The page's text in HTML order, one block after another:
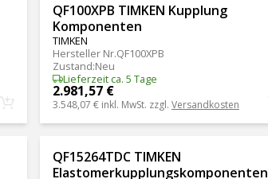
QF100XPB TIMKEN Kupplung
Komponenten
TIMKEN
Hersteller Nr.QF100XPB
Zustand:Neu
Lieferzeit ca. 5 Tage
2.981,57 €
3.548,07 € inkl. MwSt. zzgl. Versandkosten
QF15264TDC TIMKEN
Elastomerkupplungskomponenten